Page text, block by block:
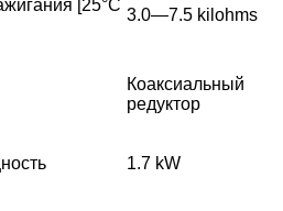
[25°C
3.0—7.5 kilohms
Коаксиальный
редуктор
1.7 kW